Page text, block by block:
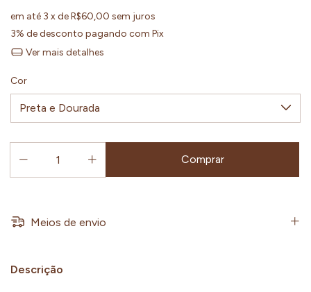
em até 3 x deR$60,00 sem juros
3% de desconto pagando com Pix
Ver mais detalhes
Cor
Meios de envio
Descrição